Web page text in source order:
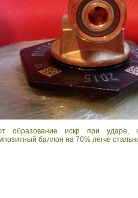
образование искр при ударе,
баллон на 70% легче